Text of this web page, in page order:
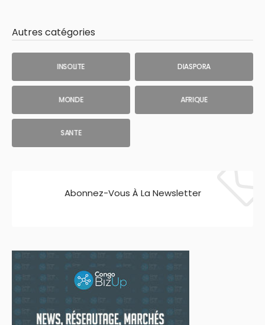
Autres catégories
INSOLITE DIASPORA
MONDE AFRIQUE
SANTE
Abonnez-Vous À La Newsletter